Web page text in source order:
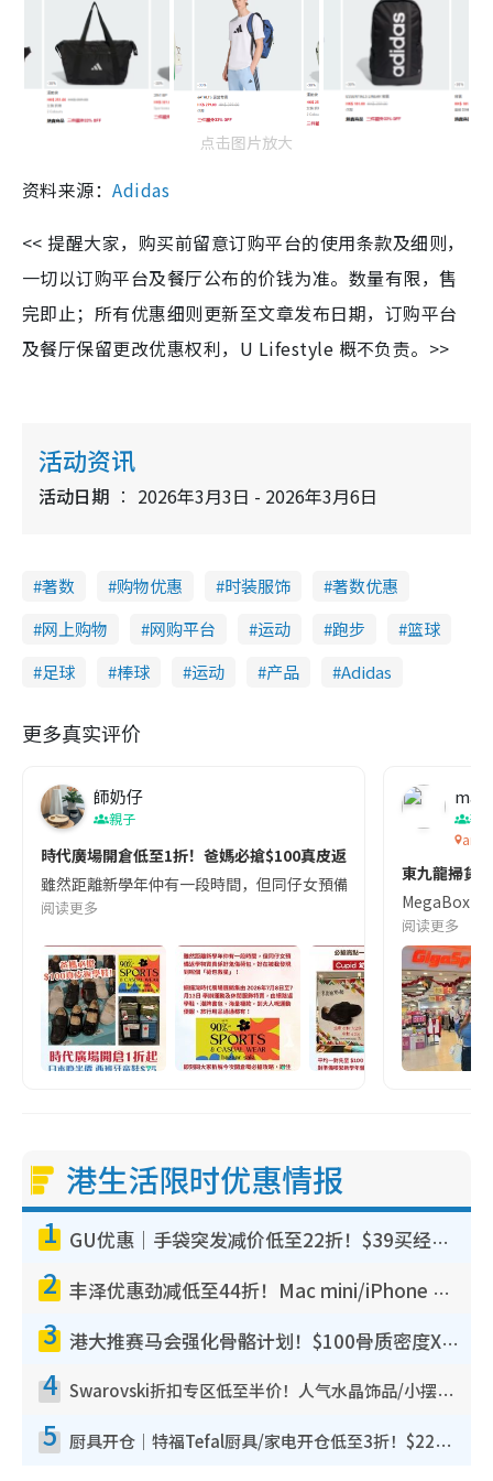
点击图片放大
资料来源：Adidas
<< 提醒大家，购买前留意订购平台的使用条款及细则，
一切以订购平台及餐厅公布的价钱为准。数量有限，售
完即止；所有优惠细则更新至文章发布日期，订购平台
及餐厅保留更改优惠权利，U Lifestyle 概不负责。>>
活动资讯
活动日期 2026年3月3日 - 2026年3月6日
著数 购物优惠 时装服饰
著数优惠
网上购物
网购平台 运动 跑步
篮球
足球
棒球 运动 产品 Adidas
更多真实评价
師奶仔
親子
時代廣場開倉低至1折！爸媽必搶$100真皮返學鞋／童裝襪$5起
雖然距離新學年仲有一段時間，但同仔女預備返學物資真係好鬼
阅读更多
著
and
東九龍掃貨
MegaBox
阅读更多
港生活限时优惠情报
1 GU优惠｜手袋突发减价低至22折！$39买经典波士顿包/饺子包！饰物同步减价$29起！
2 丰泽优惠劲减低至44折！Mac mini/iPhone 17 Pro大减价！厨房家电$220起
3 港大推赛马会强化骨骼计划！$100骨质密度X光检查 完成免费运动训练送超市礼券！附参加资格
4 Swarovski折扣专区低至半价！人气水晶饰品/小摆设$138起！迪士尼款/水晶高跟鞋都有优惠
5 厨具开仓｜特福Tefal厨具/家电开仓低至3折！$220起买平底锅/炒锅/汤锅！电饭煲/吸尘器/挂烫机$418起